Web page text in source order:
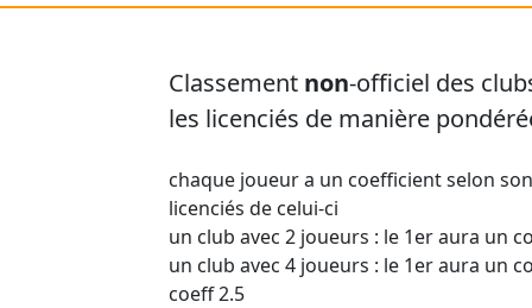
Classement non-officiel des
les licenciés de manière
chaque joueur a un coefficient selon
licenciés de celui-ci
un club avec 2 joueurs : le 1er aura un
un club avec 4 joueurs : le 1er aura un
coeff 2.5